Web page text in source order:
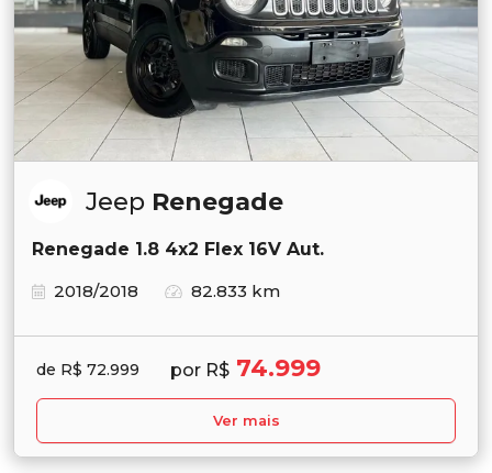
Jeep Renegade
Renegade 1.8 4x2 Flex 16V Aut.
2018/2018
82.833 km
de R$ 72.999 por R$ 74.999
Ver mais